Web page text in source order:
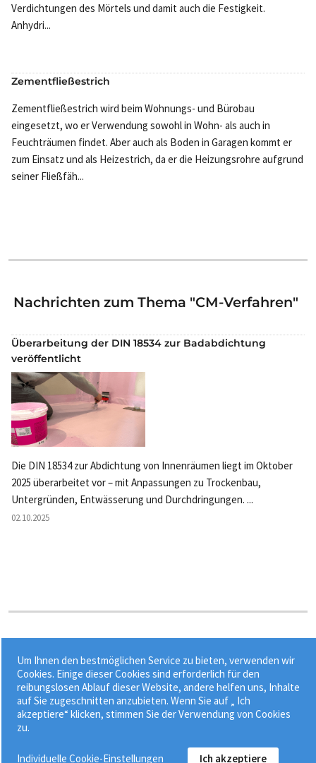
Verdichtungen des Mörtels und damit auch die Festigkeit.
Anhydri...
Zementfließestrich
Zementfließestrich wird beim Wohnungs- und Bürobau
eingesetzt, wo er Verwendung sowohl in Wohn- als auch in
Feuchträumen findet. Aber auch als Boden in Garagen kommt er
zum Einsatz und als Heizestrich, da er die Heizungsrohre aufgrund
seiner Fließfäh...
Nachrichten zum Thema "CM-Verfahren"
Überarbeitung der DIN 18534 zur Badabdichtung
veröffentlicht
Die DIN 18534 zur Abdichtung von Innenräumen liegt im Oktober
2025 überarbeitet vor – mit Anpassungen zu Trockenbau,
Untergründen, Entwässerung und Durchdringungen. ...
02.10.2025
Stichworte:
Belegreife•Calciumsulfatestrich•CM-Messung•CM-Wert
Estrich
Um Ihnen den bestmöglichen Service zu bieten, verwenden wir
Cookies. Einige dieser Cookies sind erforderlich für den
reibungslosen Ablauf dieser Website, andere helfen uns, Inhalte
auf Sie zugeschnitten anzubieten. Wenn Sie auf „ Ich
akzeptiere“ klicken, stimmen Sie der Verwendung von Cookies
zu.
Individuelle Cookie-Einstellungen Ich akzeptiere